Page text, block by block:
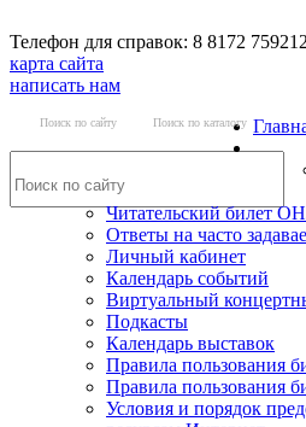
Телефон для справок: 8 8172
карта сайта
написать нам
Поиск по сайту Поиск по каталогу
Читательский билет
Ответы на часто
Личный кабинет
Календарь событий
Виртуальный
Подкасты
Календарь выставок
Правила пользования
Правила пользования
Условия и порядок